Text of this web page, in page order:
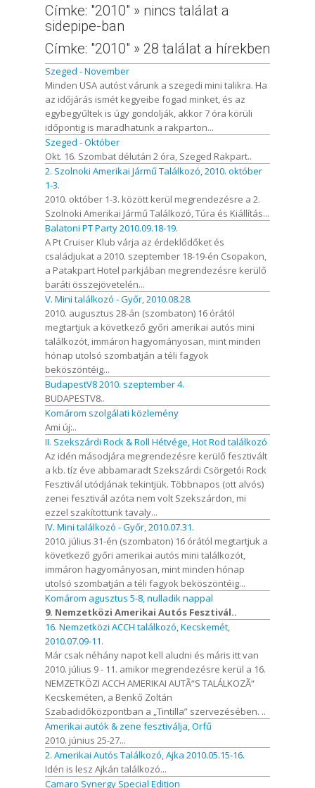
Címke: "2010" » nincs találat a
sidepipe-ban
Címke: "2010" » 28 találat a hírekben
Szeged - November
Minden USA autóst várunk a szegedi mini talikra. Ha
az időjárás ismét kegyeibe fogad minket, és az
egybegyűltek is úgy gondolják, akkor 7 óra körüli
időpontig is maradhatunk a rakparton...
Szeged - Október
Okt. 16. Szombat délután 2 óra, Szeged Rakpart..
2. Szolnoki Amerikai Jármű Találkozó, 2010. október
1-3.
2010. október 1-3. között kerül megrendezésre a 2.
Szolnoki Amerikai Jármű Találkozó, Túra és Kiállítás...
Balatoni PT Party 2010.09.18-19.
A Pt Cruiser Klub várja az érdeklődőket és
családjukat a 2010. szeptember 18-19-én Csopakon,
a Patakpart Hotel parkjában megrendezésre kerülő
baráti összejövetelén...
V. Mini találkozó - Győr, 2010.08.28.
2010. augusztus 28-án (szombaton) 16 órától
megtartjuk a következő győri amerikai autós mini
találkozót, immáron hagyományosan, mint minden
hónap utolsó szombatján a téli fagyok
beköszöntéig...
BudapestV8 2010. szeptember 4.
BUDAPESTV8..
Komárom szolgálati közlemény
Ami új:..
II. Szekszárdi Rock & Roll Hétvége, Hot Rod találkozó
Az idén másodjára megrendezésre kerülő fesztivált
a kb. tíz éve abbamaradt Szekszárdi Csörgetói Rock
Fesztivál utódjának tekintjük. Többnapos (ott alvós)
zenei fesztivál azóta nem volt Szekszárdon, mi
ezzel szakítottunk tavaly...
IV. Mini találkozó - Győr, 2010.07.31.
2010. július 31-én (szombaton) 16 órától megtartjuk a
következő győri amerikai autós mini találkozót,
immáron hagyományosan, mint minden hónap
utolsó szombatján a téli fagyok beköszöntéig...
Komárom agusztus 5-8, nulladik nappal
9. Nemzetközi Amerikai Autós Fesztivál..
16. Nemzetközi ACCH találkozó, Kecskemét,
2010.07.09-11.
Már csak néhány napot kell aludni és máris itt van
2010. július 9 - 11. amikor megrendezésre kerül a 16.
NEMZETKÖZI ACCH AMERIKAI AUTÃ“S TALÁLKOZÃ“
Kecskeméten, a Benkő Zoltán
Szabadidőközpontban a „Tintilla” szervezésében. ..
Amerikai autók & zene fesztiválja, Orfű
2010. június 25-27...
2. Amerikai Autós Találkozó, Ajka 2010.05.15-16.
Idén is lesz Ajkán találkozó...
Camaro Synergy Special Edition